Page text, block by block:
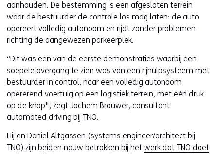
aanhouden. De bestemming is een afgesloten terrein
waar de bestuurder de controle los mag laten: de auto
opereert volledig autonoom en rijdt zonder problemen
richting de aangewezen parkeerplek.
“Dit was een van de eerste demonstraties waarbij een
soepele overgang te zien was van een rijhulpsysteem met
bestuurder in control, naar een volledig autonoom
opererend voertuig op een logistiek terrein, met één druk
op de knop", zegt Jochem Brouwer, consultant
automated driving bij TNO.
Hij en Daniel Altgassen (systems engineer/architect bij
TNO) zijn beiden nauw betrokken bij het werk dat TNO doet